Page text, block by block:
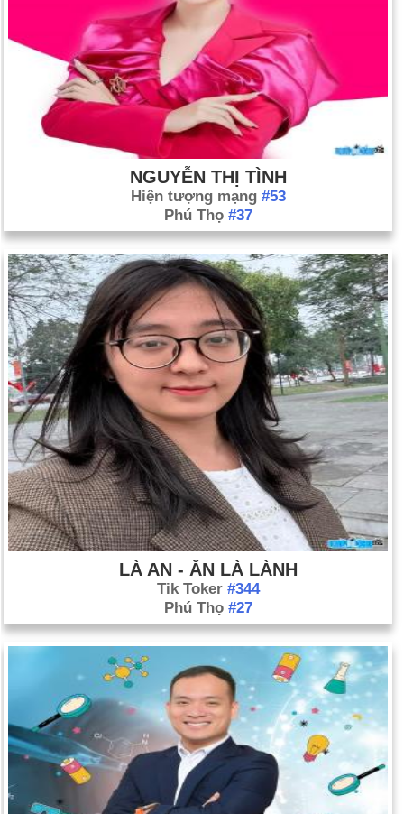
NGUYỄN THỊ TÌNH
Hiện tượng mạng #53
Phú Thọ #37
LÀ AN - ĂN LÀ LÀNH
Tik Toker #344
Phú Thọ #27